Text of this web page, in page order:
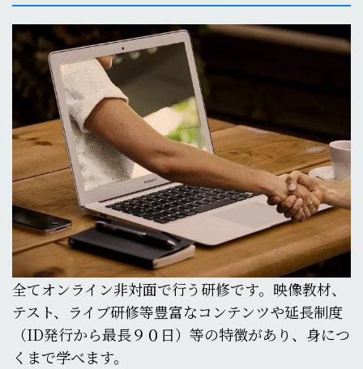
全てオンライン非対面で行う研修です。映像教材、
テスト、ライブ研修等豊富なコンテンツや延長制度
（ID発行から最長９０日）等の特徴があり、身につ
くまで学べます。